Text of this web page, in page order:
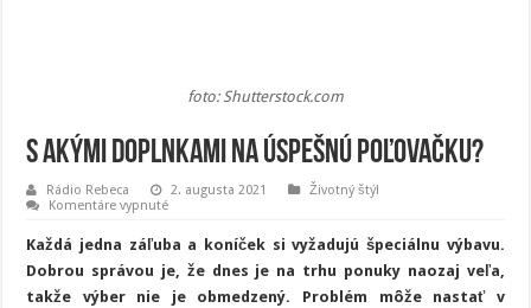
foto: Shutterstock.com
S akými doplnkami na úspešnú poľovačku?
Rádio Rebeca 2. augusta 2021
Životný štýl
Komentáre vypnuténa
doplnkami
na
úspešnú
poľovačku?
Každá jedna záľuba a koníček si vyžadujú špeciálnu výbavu.
Dobrou správou je, že dnes je na trhu ponuky naozaj veľa,
takže výber nie je obmedzený. Problém môže nastať v